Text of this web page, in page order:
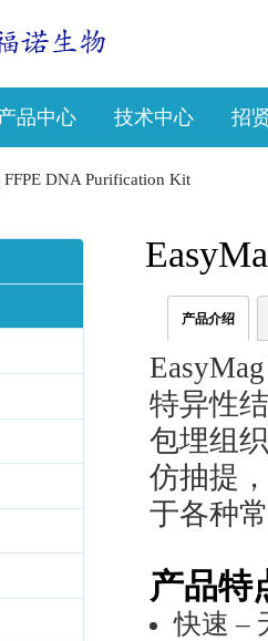
品中心 技术中心 招
FFPE DNA Purification Kit
产品介绍
特异性
包埋组
仿抽提
于各种
产品特
快速 –